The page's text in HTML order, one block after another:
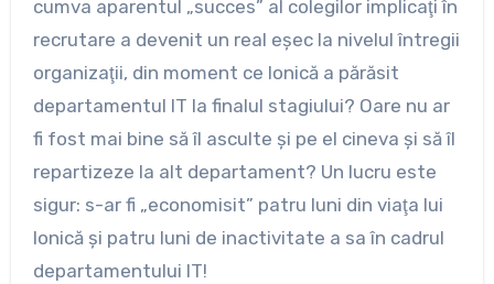
cumva aparentul „succes” al colegilor implicaţi în
recrutare a devenit un real eşec la nivelul întregii
organizaţii, din moment ce Ionică a părăsit
departamentul IT la finalul stagiului? Oare nu ar
fi fost mai bine să îl asculte şi pe el cineva şi să îl
repartizeze la alt departament? Un lucru este
sigur: s-ar fi „economisit” patru luni din viaţa lui
Ionică şi patru luni de inactivitate a sa în cadrul
departamentului IT!